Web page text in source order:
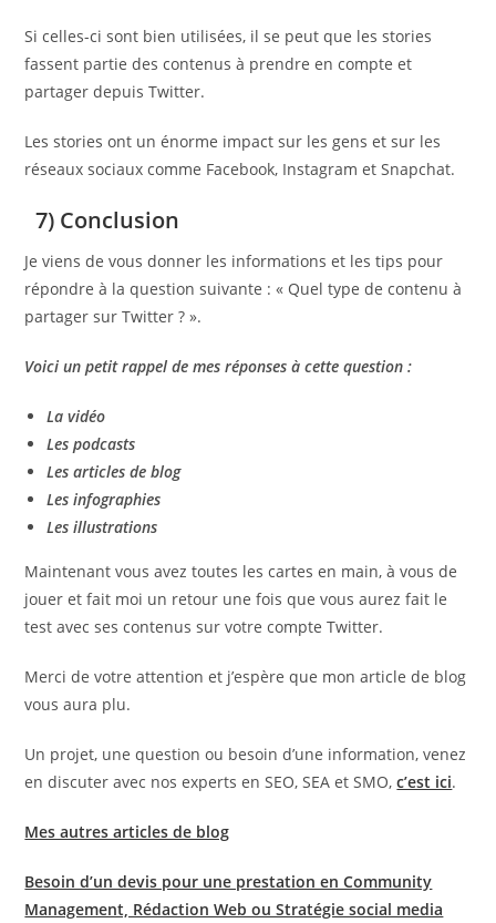
Si celles-ci sont bien utilisées, il se peut que les stories
fassent partie des contenus à prendre en compte et
partager depuis Twitter.
Les stories ont un énorme impact sur les gens et sur les
réseaux sociaux comme Facebook, Instagram et Snapchat.
7) Conclusion
Je viens de vous donner les informations et les tips pour
répondre à la question suivante : « Quel type de contenu à
partager sur Twitter ? ».
Voici un petit rappel de mes réponses à cette question :
La vidéo
Les podcasts
Les articles de blog
Les infographies
Les illustrations
Maintenant vous avez toutes les cartes en main, à vous de
jouer et fait moi un retour une fois que vous aurez fait le
test avec ses contenus sur votre compte Twitter.
Merci de votre attention et j’espère que mon article de blog
vous aura plu.
Un projet, une question ou besoin d’une information, venez
en discuter avec nos experts en SEO, SEA et SMO,c’est ici.
Mes autres articles de blog
Besoin d’un devis pour une prestation en Community
Management, Rédaction Web ou Stratégie social media